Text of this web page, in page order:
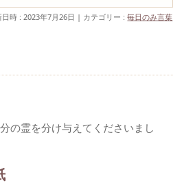
時 : 2023年7月26日 カテゴリー :毎日のみ言葉
の霊を分け与えてくださいまし